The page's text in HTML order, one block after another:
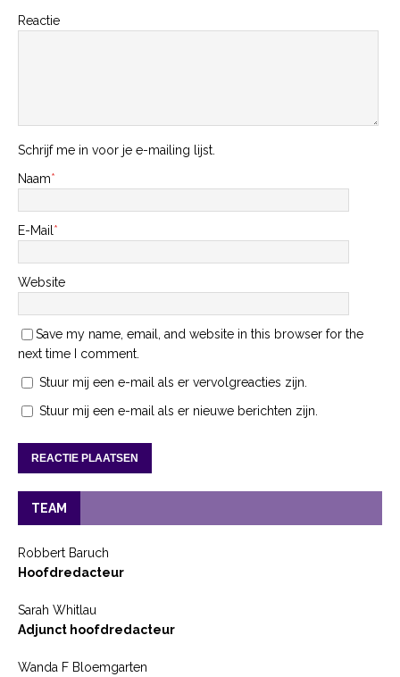
Reactie
Schrijf me in voor je e-mailing lijst.
Naam*
E-Mail*
Website
Save my name, email, and website in this browser for the
next time I comment.
Stuur mij een e-mail als er vervolgreacties zijn.
Stuur mij een e-mail als er nieuwe berichten zijn.
TEAM
Robbert Baruch
Hoofdredacteur
Sarah Whitlau
Adjunct hoofdredacteur
Wanda F Bloemgarten